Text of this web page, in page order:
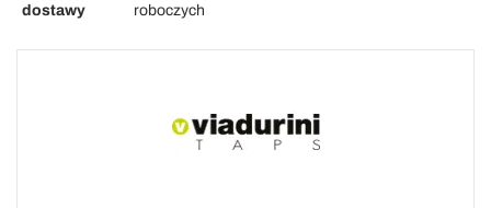
dostawy
roboczych